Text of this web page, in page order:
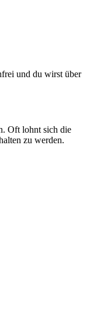
und du wirst über
Oft lohnt sich die
zu werden.